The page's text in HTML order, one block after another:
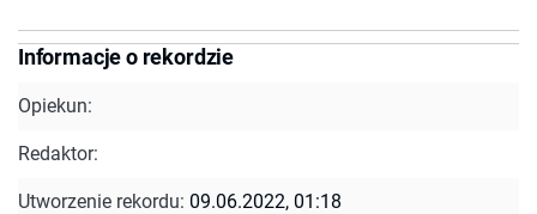
Informacje o rekordzie
Opiekun:
Redaktor:
Utworzenie rekordu: 09.06.2022, 01:18